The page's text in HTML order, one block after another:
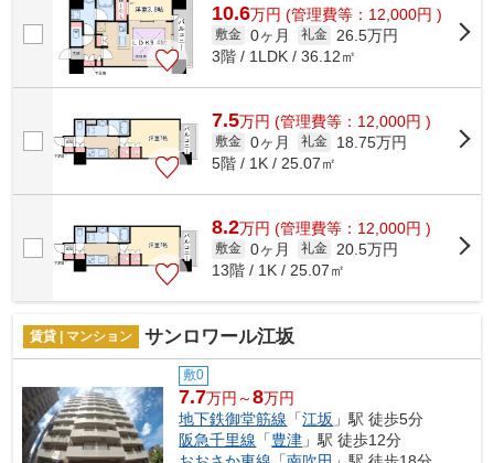
10.6万円 (管理費等：12,000円 )
敷金 0ヶ月 礼金
26.5万円
3階 / 1LDK / 36.12㎡
7.5万円 (管理費等：12,000円 )
敷金 0ヶ月 礼金
18.75万円
5階 / 1K / 25.07㎡
8.2万円 (管理費等：12,000円 )
敷金 0ヶ月 礼金
20.5万円
13階 / 1K / 25.07㎡
賃貸 | マンション サンロワール江坂
敷0
7.7万円～8万円
地下鉄御堂筋線 「江坂 」駅 徒歩5分
阪急千里線 「豊津 」駅 徒歩12分